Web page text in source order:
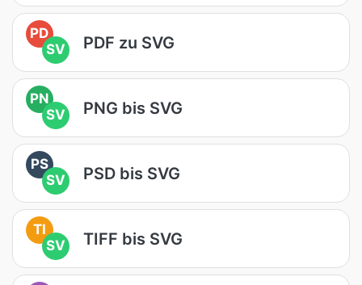
PD
SV
PDF zu SVG
PN
SV
PNG bis SVG
PS
SV
PSD bis SVG
TI
SV
TIFF bis SVG